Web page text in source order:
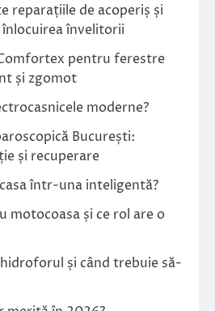
reparațiile de acoperiș și
înlocuirea învelitorii
pentru ferestre
și zgomot
moderne?
București:
și recuperare
într-una inteligentă?
motocoasa și ce rol are o
și când trebuie să-